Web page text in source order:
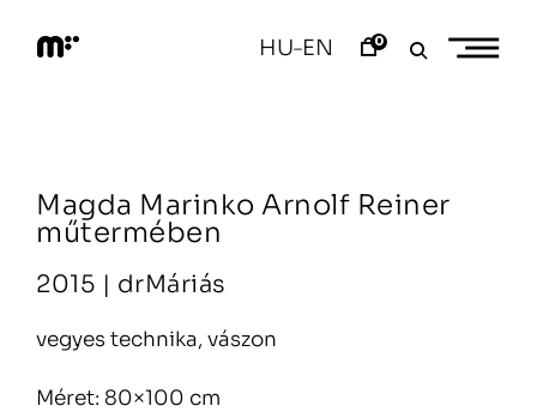
content
r
t
HU–EN 0
Magda Marinko Arnolf Reiner
műtermében
2015 | drMáriás
vegyes technika, vászon
Méret: 80×100 cm